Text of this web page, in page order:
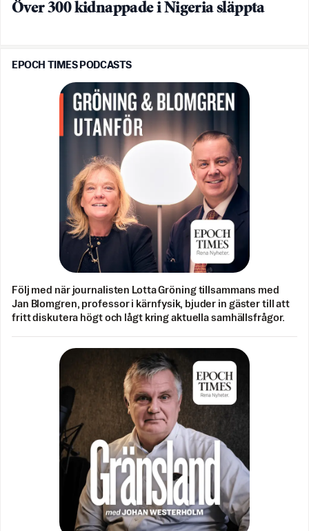
Över 300 kidnappade i Nigeria släppta
EPOCH TIMES PODCASTS
Följ med när journalisten Lotta Gröning tillsammans med
Jan Blomgren, professor i kärnfysik, bjuder in gäster till att
fritt diskutera högt och lågt kring aktuella samhällsfrågor.